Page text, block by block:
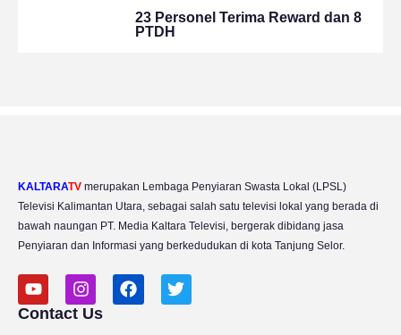
23 Personel Terima Reward dan 8
PTDH
KALTARATV merupakan Lembaga Penyiaran Swasta Lokal (LPSL)
Televisi Kalimantan Utara, sebagai salah satu televisi lokal yang berada di
bawah naungan PT. Media Kaltara Televisi, bergerak dibidang jasa
Penyiaran dan Informasi yang berkedudukan di kota Tanjung Selor.
Y
o
u
I
n
s
F
a
T
w
Contact Us